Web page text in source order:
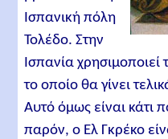
Ισπανική πόλη
Τολέδο. Στην
Ισπανία
το οποίο θα γίνει
Αυτό όμως είναι κάτι
παρόν, ο Ελ Γκρέκο